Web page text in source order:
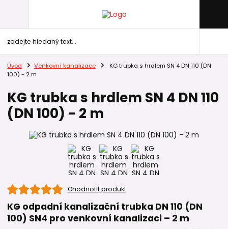
Úvod Venkovní kanalizace
KG trubka s hrdlem SN 4 DN 110 (DN
100) - 2 m
KG trubka s hrdlem SN 4 DN 110
(DN 100) - 2 m
Ohodnotit produkt
KG odpadní kanalizační trubka DN 110 (DN
100) SN4 pro venkovní kanalizaci – 2 m